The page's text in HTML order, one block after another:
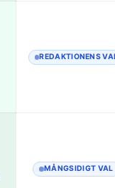
REDAKTIONENS
MÅNGSIDIGT VAL